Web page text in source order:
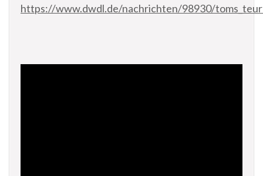
https://www.dwdl.de/nachrichten/98930/